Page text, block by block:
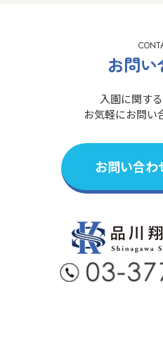
お問
入園に関する
お気軽にお問い
お問い合わ